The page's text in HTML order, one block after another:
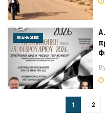
ΕΚΔΗΛΏΣΕΙΣ
1 2